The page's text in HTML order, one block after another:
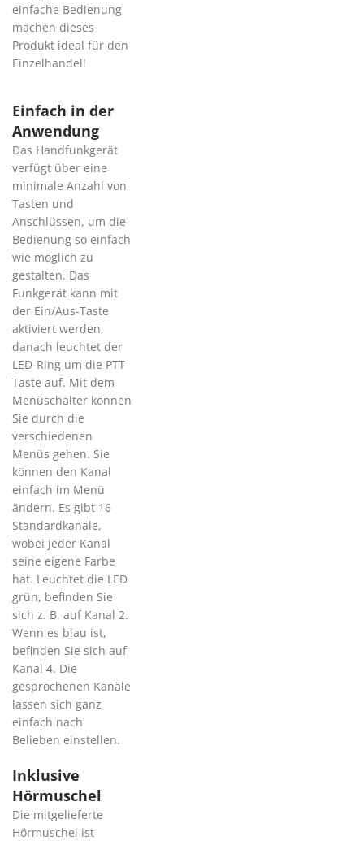
einfache Bedienung
machen dieses
Produkt ideal für den
Einzelhandel!
Einfach in der
Anwendung
Das Handfunkgerät
verfügt über eine
minimale Anzahl von
Tasten und
Anschlüssen, um die
Bedienung so einfach
wie möglich zu
gestalten. Das
Funkgerät kann mit
der Ein/Aus-Taste
aktiviert werden,
danach leuchtet der
LED-Ring um die PTT-
Taste auf. Mit dem
Menüschalter können
Sie durch die
verschiedenen
Menüs gehen. Sie
können den Kanal
einfach im Menü
ändern. Es gibt 16
Standardkanäle,
wobei jeder Kanal
seine eigene Farbe
hat. Leuchtet die LED
grün, befinden Sie
sich z. B. auf Kanal 2.
Wenn es blau ist,
befinden Sie sich auf
Kanal 4. Die
gesprochenen Kanäle
lassen sich ganz
einfach nach
Belieben einstellen.
Inklusive
Hörmuschel
Die mitgelieferte
Hörmuschel ist